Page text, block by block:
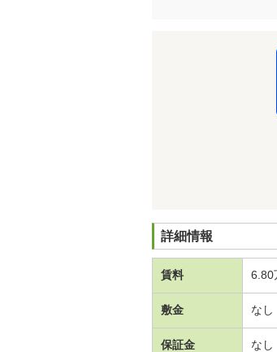
詳細情報
賃料 6.80
敷金 なし
保証金 なし